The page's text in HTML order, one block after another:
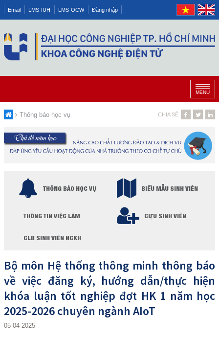
Email LMS-IUH LMS-OCW Đăng nhập
MENU
Thông báo học vụ CHIA SẺ
THÔNG BÁO HỌC VỤ BIỂU MẪU SINH VIÊN
THÔNG TIN VIỆC LÀM CỰU SINH VIÊN
CLB SINH VIÊN NCKH
Bộ môn Hệ thống thông minh thông báo
về việc đăng ký, hướng dẫn/thực hiện
khóa luận tốt nghiệp đợt HK 1 năm học
2025-2026 chuyên ngành AIoT
05-04-2025